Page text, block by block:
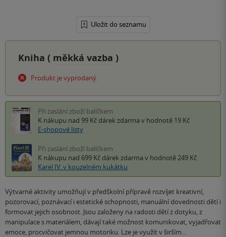
Uložit do seznamu
Kniha ( měkká vazba )
Produkt je vyprodaný.
Při zaslání zboží balíčkem
K nákupu nad 99 Kč dárek zdarma v hodnotě 19 Kč
E-shopové listy
Při zaslání zboží balíčkem
K nákupu nad 699 Kč dárek zdarma v hodnotě 249 Kč
Karel IV. v kouzelném kukátku
Výtvarné aktivity umožňují v předškolní přípravě rozvíjet kreativní,
pozorovací, poznávací i estetické schopnosti, manuální dovednosti dětí i
formovat jejich osobnost. Jsou založeny na radosti dětí z dotyku, z
manipulace s materiálem, dávají také možnost komunikovat, vyjadřovat
emoce, procvičovat jemnou motoriku. Lze je využít v širším…